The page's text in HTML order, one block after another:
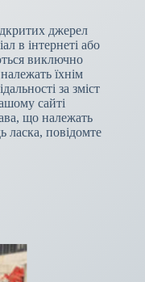
джерел
в інтернеті або
виключно
їхнім
за зміст
сайті
що належать
ласка, повідомте